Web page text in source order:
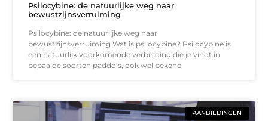
Psilocybine: de natuurlijke weg naar
bewustzijnsverruiming
Psilocybine: de natuurlijke weg naar
bewustzijnsverruiming Wat is psilocybine? Psilocybine is
een natuurlijk voorkomende verbinding die je vindt in
bepaalde soorten paddo’s, ook wel bekend
AANBIEDINGEN